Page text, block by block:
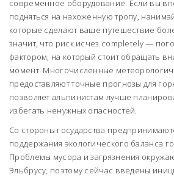
современное оборудование. Если вы
подняться на нахоженную тропу,
которые сделают ваше путешествие
значит, что риск исчез completely —
фактором, на который стоит обращать
момент. Многочисленные
предоставляют точные прогнозы для
позволяет альпинистам лучше
избегать ненужных опасностей.
Со стороны государства
поддержания экологического баланса
Проблемы мусора и загрязнения
Эльбрусу, поэтому сейчас введены